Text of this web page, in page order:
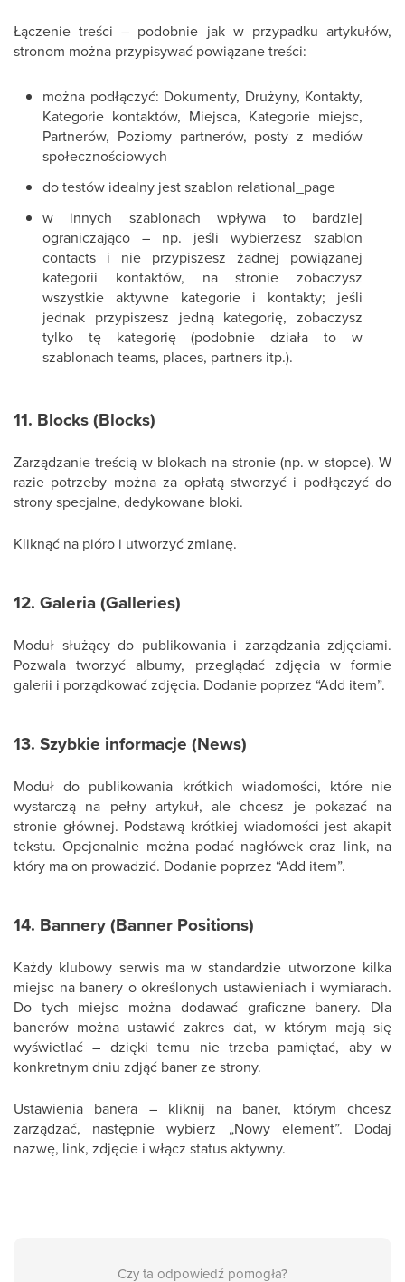
Łączenie treści – podobnie jak w przypadku artykułów,
stronom można przypisywać powiązane treści:
można podłączyć: Dokumenty, Drużyny, Kontakty,
Kategorie kontaktów, Miejsca, Kategorie miejsc,
Partnerów, Poziomy partnerów, posty z mediów
społecznościowych
do testów idealny jest szablon relational_page
w innych szablonach wpływa to bardziej
ograniczająco – np. jeśli wybierzesz szablon
contacts i nie przypiszesz żadnej powiązanej
kategorii kontaktów, na stronie zobaczysz
wszystkie aktywne kategorie i kontakty; jeśli
jednak przypiszesz jedną kategorię, zobaczysz
tylko tę kategorię (podobnie działa to w
szablonach teams, places, partners itp.).
11. Blocks (Blocks)
Zarządzanie treścią w blokach na stronie (np. w stopce). W
razie potrzeby można za opłatą stworzyć i podłączyć do
strony specjalne, dedykowane bloki.
Kliknąć na pióro i utworzyć zmianę.
12. Galeria (Galleries)
Moduł służący do publikowania i zarządzania zdjęciami.
Pozwala tworzyć albumy, przeglądać zdjęcia w formie
galerii i porządkować zdjęcia. Dodanie poprzez “Add item”.
13. Szybkie informacje (News)
Moduł do publikowania krótkich wiadomości, które nie
wystarczą na pełny artykuł, ale chcesz je pokazać na
stronie głównej. Podstawą krótkiej wiadomości jest akapit
tekstu. Opcjonalnie można podać nagłówek oraz link, na
który ma on prowadzić. Dodanie poprzez “Add item”.
14. Bannery (Banner Positions)
Każdy klubowy serwis ma w standardzie utworzone kilka
miejsc na banery o określonych ustawieniach i wymiarach.
Do tych miejsc można dodawać graficzne banery. Dla
banerów można ustawić zakres dat, w którym mają się
wyświetlać – dzięki temu nie trzeba pamiętać, aby w
konkretnym dniu zdjąć baner ze strony.
Ustawienia banera – kliknij na baner, którym chcesz
zarządzać, następnie wybierz „Nowy element”. Dodaj
nazwę, link, zdjęcie i włącz status aktywny.
Czy ta odpowiedź pomogła?